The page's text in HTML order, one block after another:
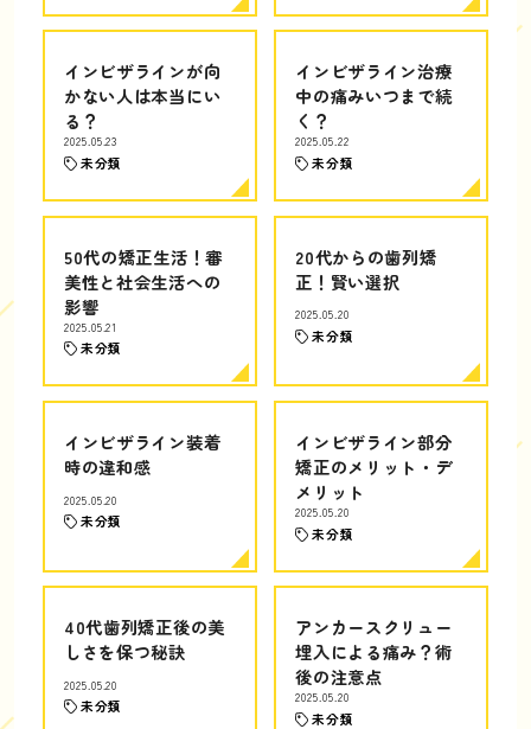
インビザラインが向
かない人は本当にい
る？
2025.05.23
未分類
インビザライン治療
中の痛みいつまで続
く？
2025.05.22
未分類
50代の矯正生活！審
美性と社会生活への
影響
2025.05.21
未分類
20代からの歯列矯
正！賢い選択
2025.05.20
未分類
インビザライン装着
時の違和感
2025.05.20
未分類
インビザライン部分
矯正のメリット・デ
メリット
2025.05.20
未分類
40代歯列矯正後の美
しさを保つ秘訣
2025.05.20
未分類
アンカースクリュー
埋入による痛み？術
後の注意点
2025.05.20
未分類